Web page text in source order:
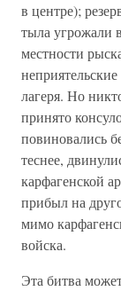
в центре);
тыла угрожали
местности
лагеря. Но
принято
повиновались
теснее,
карфагенской
прибыл на
мимо
войска.
Эта битва